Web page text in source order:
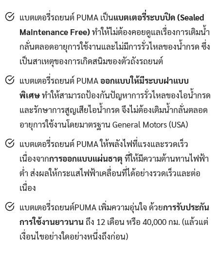
แบตเตอรี่รถยนต์ PUMA เป็นแบตเตอรี่ระบบปิด (Sealed
Maintenance Free)ทำให้ไม่ต้องคอยดูแลเรื่องการเติมน้ำ
กลั่นตลอดอายุการใช้งานและไม่มีการรั่วไหลของน้ำกรด ซึ่ง
เป็นสาเหตุของการเกิดสนิมของตัวถังรถยนต์
แบตเตอรี่รถยนต์ PUMAออกแบบให้มีระบบฝาแบบ
พิเศษทำให้สามารถป้องกันปัญหาการรั่วไหลของไอน้ำกรด
และรักษาการสูญเสียไอน้ำกรด จึงไม่ต้องเติมน้ำกลั่นตลอด
อายุการใช้งานโดยมาตรฐาน General Motors (USA)
แบตเตอรี่รถยนต์ PUMA ให้พลังไฟที่แรงและรวดเร็ว
เนื่องจากการออกแบบแผ่นธาตุ ที่ให้มีความต้านทานไฟฟ้า
ต่ำ ส่งผลให้กระแสไฟฟ้าเคลื่อนที่ได้อย่างรวดเร็วและต่อ
เนื่อง
แบตเตอรี่รถยนต์PUMA เพิ่มความอุ่นใจ ด้วยการรับประกัน
การใช้งานยาวนานถึง 12 เดือน หรือ 40,000 กม. (แล้วแต่
เงื่อนไขอย่างใดอย่างหนึ่งถึงก่อน)